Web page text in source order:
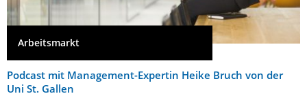
Arbeitsmarkt
Podcast mit Management-Expertin Heike Bruch von der
Uni St. Gallen